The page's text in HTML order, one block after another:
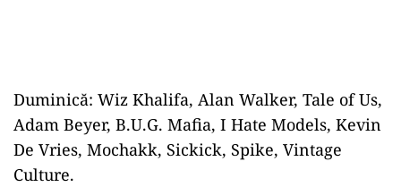
Duminică: Wiz Khalifa, Alan Walker, Tale of Us,
Adam Beyer, B.U.G. Mafia, I Hate Models, Kevin
De Vries, Mochakk, Sickick, Spike, Vintage
Culture.